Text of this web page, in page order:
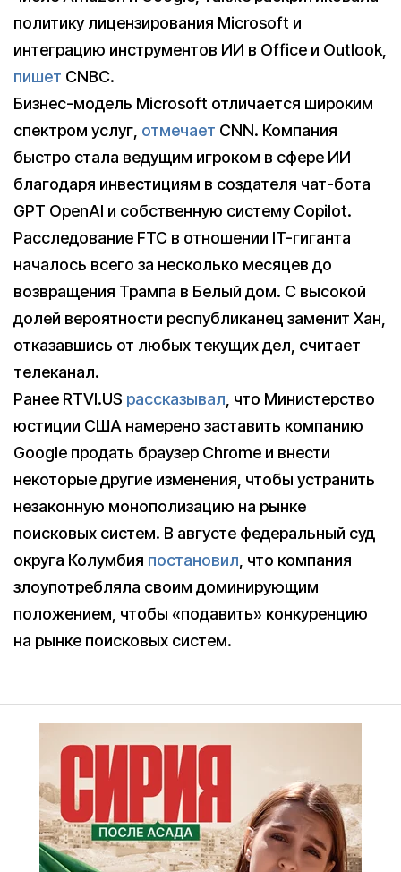
политику лицензирования Microsoft и
интеграцию инструментов ИИ в Office и Outlook,
пишет CNBC.
Бизнес-модель Microsoft отличается широким
спектром услуг, отмечает CNN. Компания
быстро стала ведущим игроком в сфере ИИ
благодаря инвестициям в создателя чат-бота
GPT OpenAI и собственную систему Copilot.
Расследование FTC в отношении IT-гиганта
началось всего за несколько месяцев до
возвращения Трампа в Белый дом. С высокой
долей вероятности республиканец заменит Хан,
отказавшись от любых текущих дел, считает
телеканал.
Ранее RTVI.US рассказывал, что Министерство
юстиции США намерено заставить компанию
Google продать браузер Chrome и внести
некоторые другие изменения, чтобы устранить
незаконную монополизацию на рынке
поисковых систем. В августе федеральный суд
округа Колумбия постановил, что компания
злоупотребляла своим доминирующим
положением, чтобы «подавить» конкуренцию
на рынке поисковых систем.